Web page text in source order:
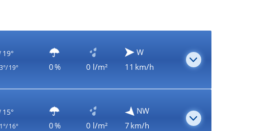
19°
19° 0 % 0 l/m²
W
11 km/h
15°
16° 0 % 0 l/m²
NW
7 km/h